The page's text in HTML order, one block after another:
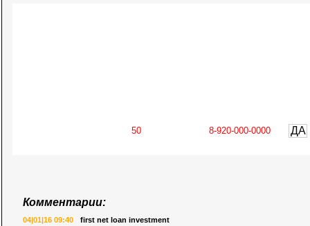
ДА
Комментарии:
04|01|16 09:40 first net loan investment